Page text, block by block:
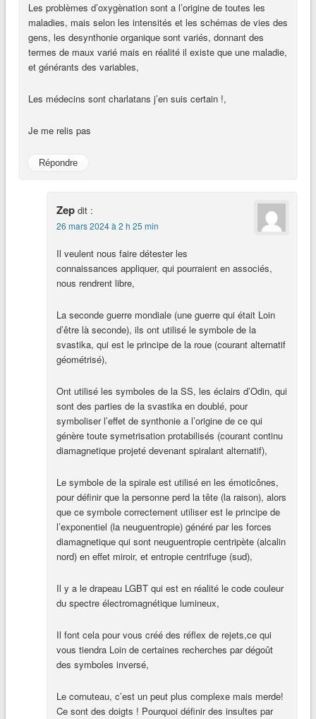
Les problèmes d’oxygènation sont a l’origine de toutes les
maladies, mais selon les intensités et les schémas de vies des
gens, les desynthonie organique sont variés, donnant des
termes de maux varié mais en réalité il existe que une maladie,
et générants des variables,
Les médecins sont charlatans j’en suis certain !,
Je me relis pas
Répondre
Zep dit :
26 mars 2024 à 2 h 25 min
Il veulent nous faire détester les
connaissances appliquer, qui pourraient en associés,
nous rendrent libre,
La seconde guerre mondiale (une guerre qui était Loin
d’être là seconde), ils ont utilisé le symbole de la
svastika, qui est le principe de la roue (courant alternatif
géométrisé),
Ont utilisé les symboles de la SS, les éclairs d’Odin, qui
sont des parties de la svastika en doublé, pour
symboliser l’effet de synthonie a l’origine de ce qui
génère toute symetrisation protabilisés (courant continu
diamagnetique projeté devenant spiralant alternatif),
Le symbole de la spirale est utilisé en les émoticônes,
pour définir que la personne perd la tête (la raison), alors
que ce symbole correctement utiliser est le principe de
l’exponentiel (la neuguentropie) généré par les forces
diamagnetique qui sont neuguentropie centripète (alcalin
nord) en effet miroir, et entropie centrifuge (sud),
Il y a le drapeau LGBT qui est en réalité le code couleur
du spectre électromagnétique lumineux,
Il font cela pour vous créé des réflex de rejets,ce qui
vous tiendra Loin de certaines recherches par dégoût
des symboles inversé,
Le cornuteau, c’est un peut plus complexe mais merde!
Ce sont des doigts ! Pourquoi définir des insultes par